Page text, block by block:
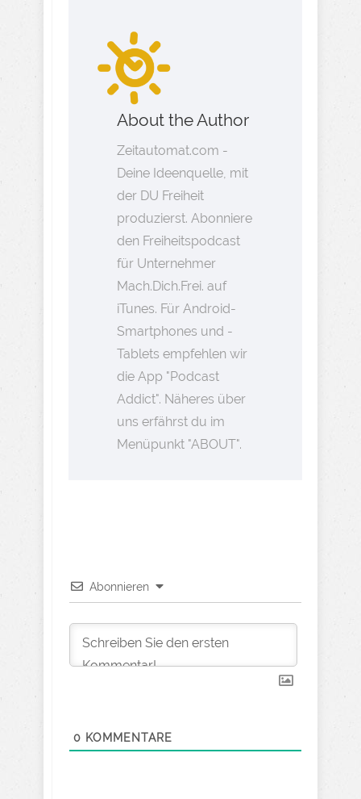
About the Author
Zeitautomat.com -
Deine Ideenquelle, mit
der DU Freiheit
produzierst. Abonniere
den Freiheitspodcast
für Unternehmer
Mach.Dich.Frei. auf
iTunes. Für Android-
Smartphones und -
Tablets empfehlen wir
die App "Podcast
Addict". Näheres über
uns erfährst du im
Menüpunkt "ABOUT".
Abonnieren
0 KOMMENTARE